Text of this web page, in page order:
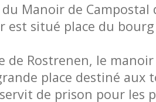
Manoir de Campostal
est situé place du
de Rostrenen, le
place destiné aux
de prison pour les